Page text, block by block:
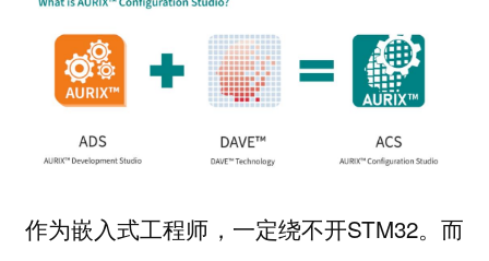
作为嵌入式工程师，一定绕不开STM32。而